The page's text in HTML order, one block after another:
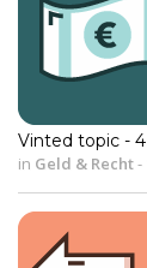
Vinted topic - 4
in Geld & Recht-